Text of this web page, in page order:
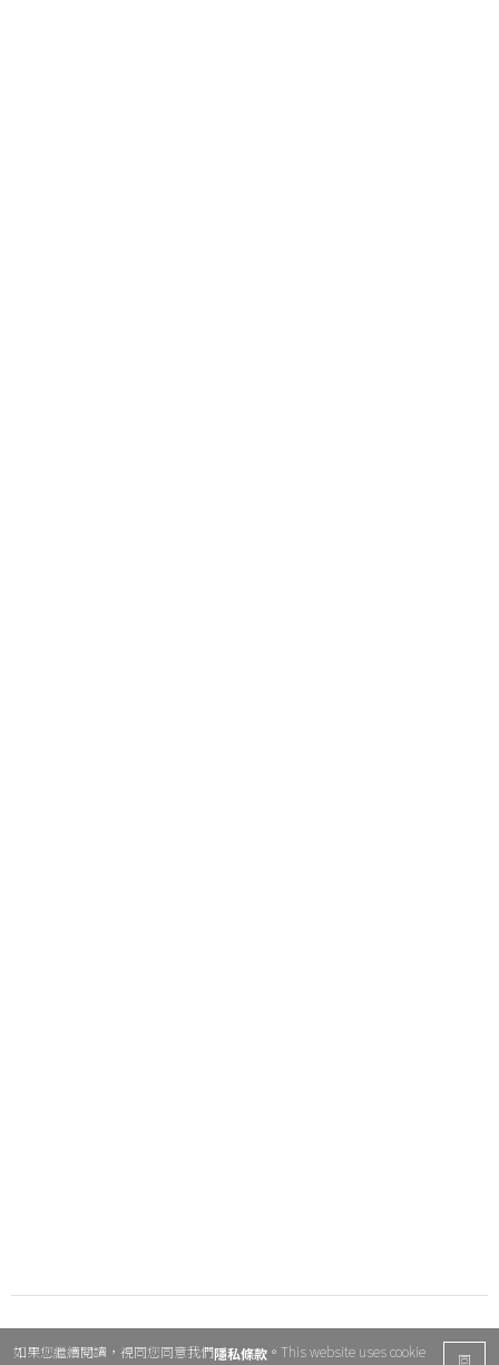
同
如果您繼續閱讀，視同您同意我們隱私條款 。This website uses cookie